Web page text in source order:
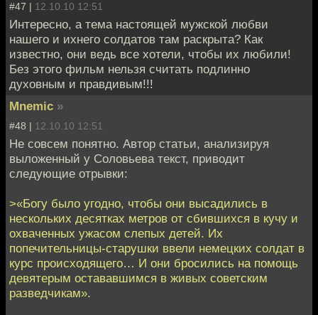
#47 | 12.10.10 12:51
Интересно, а тема настоящей мужской любви
нашего и ихнего солдатов там раскрыта? Как
известно, они ведь все хотели, чтобы их любили!
Без этого фильм нельзя считать подлинно
духовным и правдивым!!!
Mnemic »
#48 | 12.10.10 12:51
Не совсем понятно. Автор статьи, анализируя
выложенный у Соловьева текст, приводит
следующие отрывки:
>«Богу было угодно, чтобы они высадились в
нескольких десятках метров от сбившихся в кучу и
охваченных ужасом слепых детей. Их
попечительницы-старушки ввели немецких солдат в
курс происходящего… И они бросились на помощь
девятерым остававшимся в живых советским
разведчикам».